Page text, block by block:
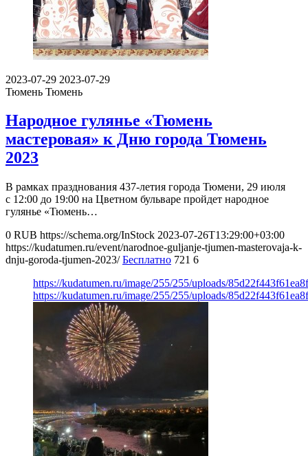
2023-07-29 2023-07-29
Тюмень Тюмень
Народное гулянье «Тюмень
мастеровая» к Дню города Тюмень
2023
В рамках празднования 437-летия города Тюмени, 29 июля
с 12:00 до 19:00 на Цветном бульваре пройдет народное
гулянье «Тюмень…
0 RUB https://schema.org/InStock 2023-07-26T13:29:00+03:00
https://kudatumen.ru/event/narodnoe-guljanje-tjumen-masterovaja-k-
dnju-goroda-tjumen-2023/ Бесплатно 721 6
https://kudatumen.ru/image/255/255/uploads/
https://kudatumen.ru/image/255/255/uploads/